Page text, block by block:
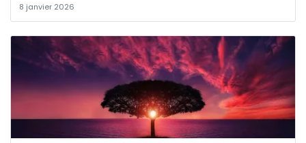
8 janvier 2026